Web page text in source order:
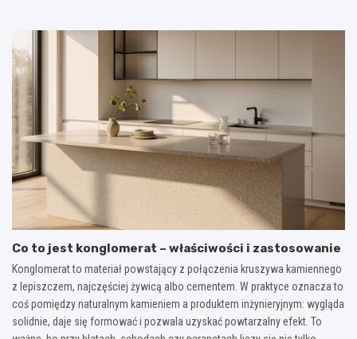
Co to jest konglomerat – właściwości i zastosowanie
Konglomerat to materiał powstający z połączenia kruszywa kamiennego
z lepiszczem, najczęściej żywicą albo cementem. W praktyce oznacza to
coś pomiędzy naturalnym kamieniem a produktem inżynieryjnym: wygląda
solidnie, daje się formować i pozwala uzyskać powtarzalny efekt. To